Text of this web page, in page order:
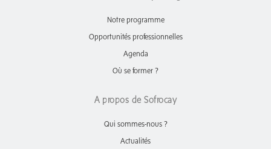
Notre programme
Opportunités professionnelles
Agenda
Où se former ?
A propos de Sofrocay
Qui sommes-nous ?
Actualités